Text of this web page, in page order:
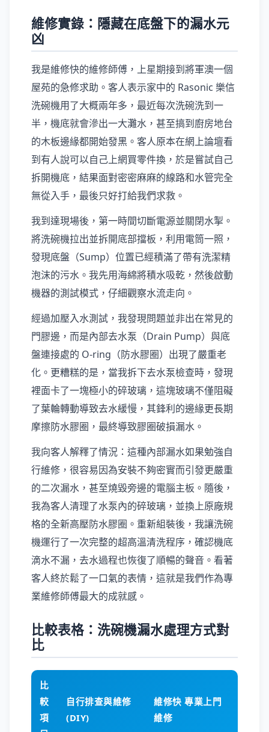
維修實錄：隱藏在底盤下的漏水元
凶
我是維修快的維修師傅，上星期接到將軍澳一個
屋苑的急修求助。客人表示家中的 Rasonic 樂信
洗碗機用了大概兩年多，最近每次洗碗洗到一
半，機底就會滲出一大灘水，甚至搞到廚房地台
的木板邊緣都開始發黑。客人原本在網上論壇看
到有人說可以自己上網買零件換，於是嘗試自己
拆開機底，結果面對密密麻麻的線路和水管完全
無從入手，最後只好打給我們求救。
我到達現場後，第一時間切斷電源並關閉水掣。
將洗碗機拉出並拆開底部擋板，利用電筒一照，
發現底盤（Sump）位置已經積滿了帶有洗潔精
泡沫的污水。我先用海綿將積水吸乾，然後啟動
機器的測試模式，仔細觀察水流走向。
經過加壓入水測試，我發現問題並非出在常見的
門膠邊，而是內部去水泵（Drain Pump）與底
盤連接處的 O-ring（防水膠圈）出現了嚴重老
化。更糟糕的是，當我拆下去水泵檢查時，發現
裡面卡了一塊極小的碎玻璃，這塊玻璃不僅阻礙
了葉輪轉動導致去水緩慢，其鋒利的邊緣更長期
摩擦防水膠圈，最終導致膠圈破損漏水。
我向客人解釋了情況：這種內部漏水如果勉強自
行維修，很容易因為安裝不夠密實而引發更嚴重
的二次漏水，甚至燒毀旁邊的電腦主板。隨後，
我為客人清理了水泵內的碎玻璃，並換上原廠規
格的全新高壓防水膠圈。重新組裝後，我讓洗碗
機運行了一次完整的超高溫清洗程序，確認機底
滴水不漏，去水過程也恢復了順暢的聲音。看著
客人終於鬆了一口氣的表情，這就是我們作為專
業維修師傅最大的成就感。
比較表格：洗碗機漏水處理方式對
比
比
較
項
自行排查與維修
(DIY)
維修快 專業上門
維修